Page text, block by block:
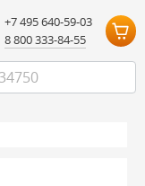
+7 495 640-59-03
8 800 333-84-55